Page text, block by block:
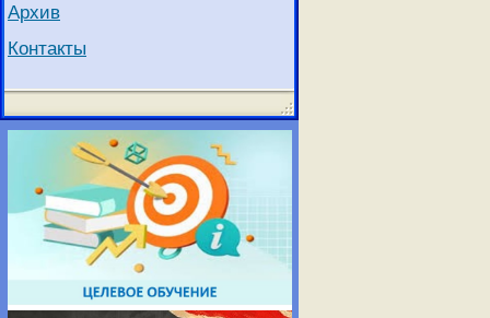
Архив
Контакты